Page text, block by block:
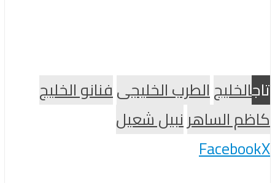
تاجالخليجالطرب الخليجىفنانو الخليج
كاظم الساهرنبيل شعيل
FacebookX